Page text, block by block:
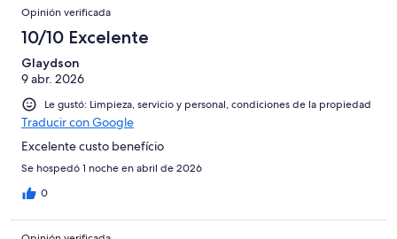
Opinión verificada
10/10 Excelente
Glaydson
9 abr. 2026
Le gustó: Limpieza, servicio y personal, condiciones de la propiedad
Traducir con Google
Excelente custo benefício
Se hospedó 1 noche en abril de 2026
0